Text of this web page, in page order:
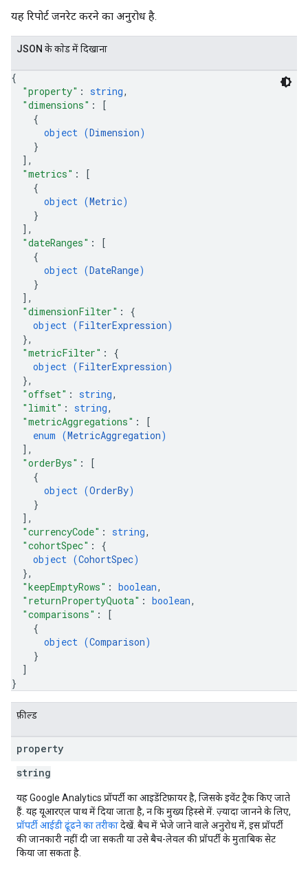
यह रिपोर्ट जनरेट करने का अनुरोध है.
JSON के काेड में दिखाना
{
"property" : string,
"dimensions" :
[
{
object (Dimension)
}
] ,
"metrics" :
[
{
object (Metric)
}
] ,
"dateRanges" :
[
{
object (DateRange)
}
] ,
"dimensionFilter" : {
object (FilterExpression)
},
"metricFilter" : {
object (FilterExpression)
},
"offset" : string,
"limit" : string,
"metricAggregations" :
[
enum (MetricAggregation)
] ,
"orderBys" :
[
{
object (OrderBy)
}
] ,
"currencyCode" : string,
"cohortSpec" : {
object (CohortSpec)
},
"keepEmptyRows" : boolean,
"returnPropertyQuota" : boolean,
"comparisons" :
[
{
object (Comparison)
}
]
}
फ़ील्ड
property
string
यह Google Analytics प्रॉपर्टी का आइडेंटिफ़ायर है, जिसके इवेंट ट्रैक किए जाते
हैं. यह यूआरएल पाथ में दिया जाता है, न कि मुख्य हिस्से में. ज़्यादा जानने के लिए,
प्रॉपर्टी आईडी ढूंढने का तरीकादेखें. बैच में भेजे जाने वाले अनुरोध में, इस प्रॉपर्टी
की जानकारी नहीं दी जा सकती या उसे बैच-लेवल की प्रॉपर्टी के मुताबिक सेट
किया जा सकता है.